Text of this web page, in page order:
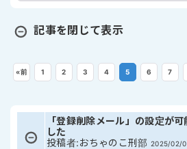
記事を閉じて表示
«前 1 2 3 4 5 6 7
「登録削除メール」の設定が
した
投稿者:おちゃのこ刑部 2025/02/